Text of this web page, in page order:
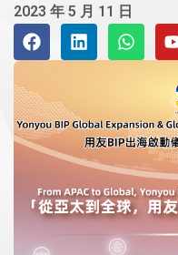
2023 年 5 月 11 日